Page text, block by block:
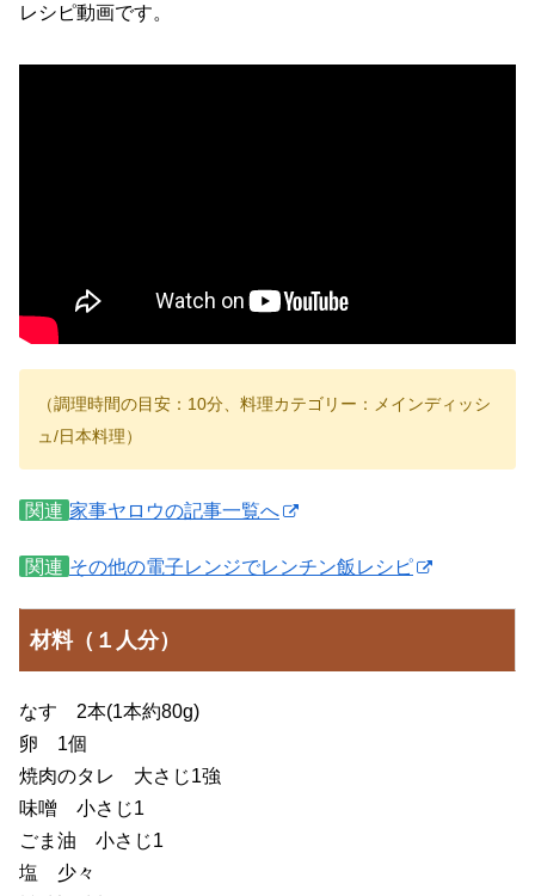
レシピ動画です。
（調理時間の目安：10分、料理カテゴリー：メインディッシ
ュ/日本料理）
関連 家事ヤロウの記事一覧へ
関連 その他の電子レンジでレンチン飯レシピ
材料（１人分）
なす 2本(1本約80g)
卵 1個
焼肉のタレ 大さじ1強
味噌 小さじ1
ごま油 小さじ1
塩 少々